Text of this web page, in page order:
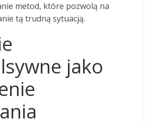
metod, które pozwolą na
tą trudną sytuacją.
jako